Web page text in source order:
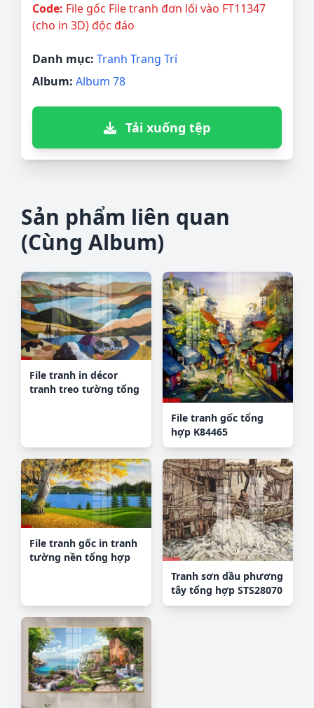
Code: File gốc File tranh đơn lối vào FT11347
(cho in 3D) độc đáo
Danh mục: Tranh Trang Trí
Album: Album 78
Tải xuống tệp
Sản phẩm liên quan
(Cùng Album)
File tranh in décor
tranh treo tường tổng
File tranh gốc tổng
hợp K84465
File tranh gốc in tranh
tường nền tổng hợp
Tranh sơn dầu phương
tây tổng hợp STS28070